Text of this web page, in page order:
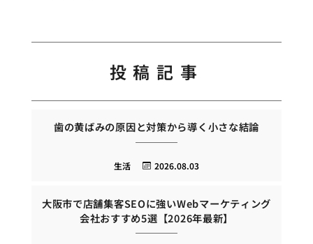
投稿記事
歯の黄ばみの原因と対策から導く小さな結論
2026.08.03
生活
大阪市で店舗集客SEOに強いWebマーケティング
会社おすすめ5選【2026年最新】